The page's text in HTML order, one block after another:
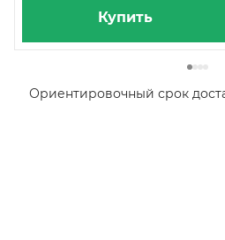
Купить
Ориентировочный срок